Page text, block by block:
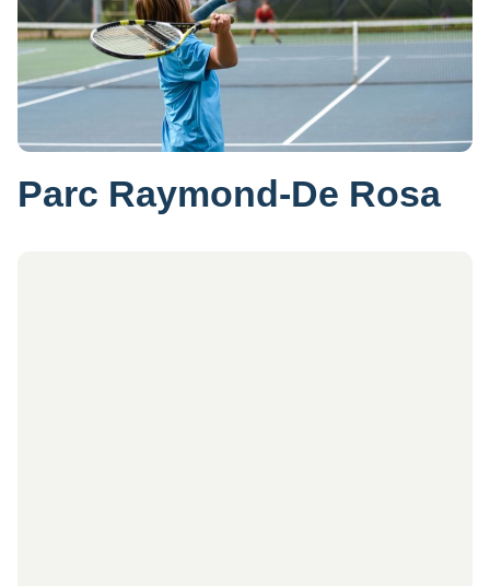
Parc Raymond-De Rosa